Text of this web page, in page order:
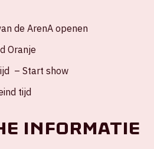
de ArenA openen
Oranje
– Start show
tijd
informatie